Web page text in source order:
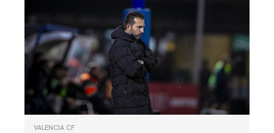
VALENCIA CF